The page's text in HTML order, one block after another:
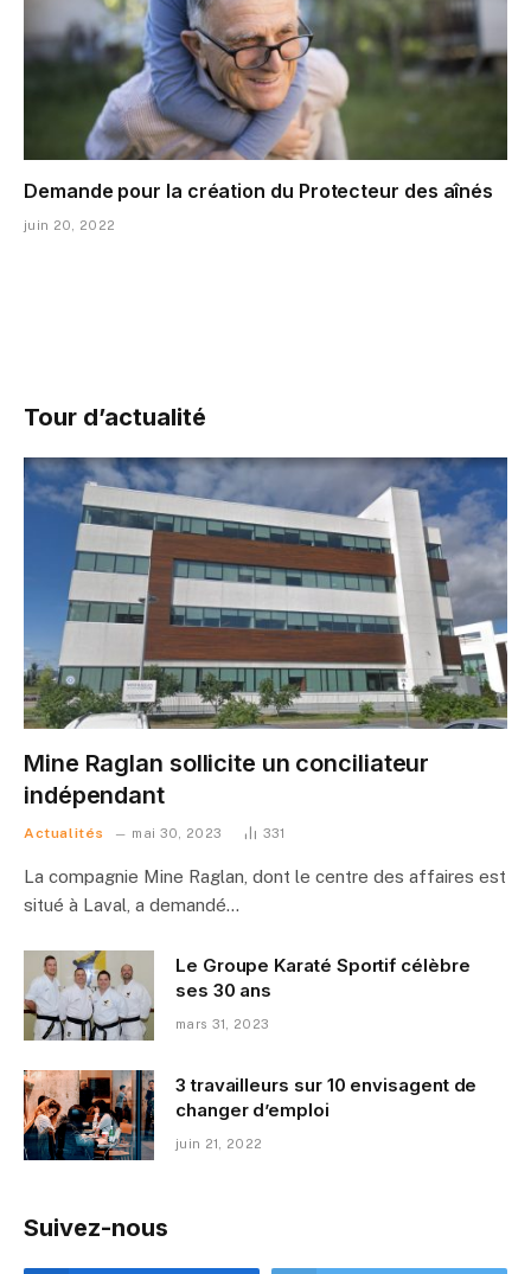
Demande pour la création du Protecteur des aînés
juin 20, 2022
Tour d’actualité
Mine Raglan sollicite un conciliateur
indépendant
Actualités mai 30, 2023 331
La compagnie Mine Raglan, dont le centre des affaires est
situé à Laval, a demandé…
Le Groupe Karaté Sportif célèbre
ses 30 ans
mars 31, 2023
3 travailleurs sur 10 envisagent de
changer d’emploi
juin 21, 2022
Suivez-nous